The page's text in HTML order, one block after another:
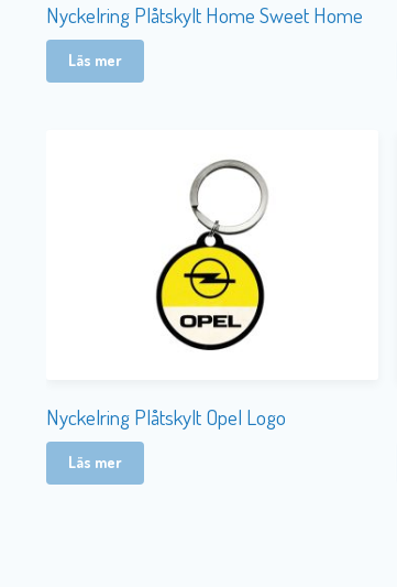
Nyckelring Plåtskylt Home Sweet Home
Läs mer
Nyckelring Plåtskylt Opel Logo
Läs mer